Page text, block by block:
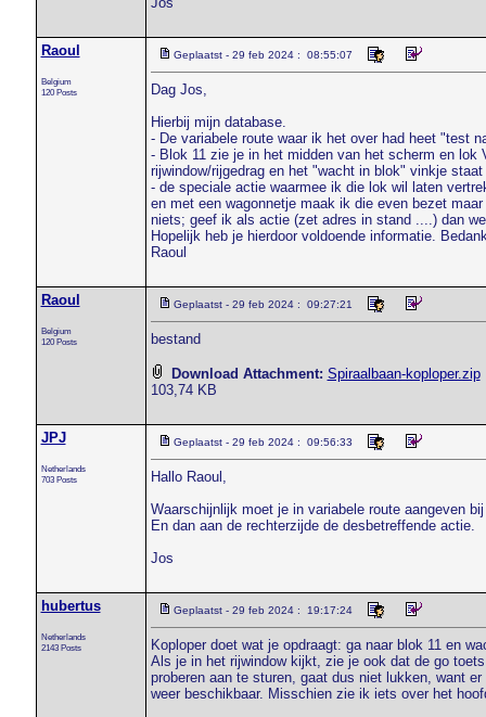
Raoul
Belgium
120 Posts
Geplaatst - 29 feb 2024 : 08:55:07
Dag Jos,
Hierbij mijn database.
- De variabele route waar ik het over had heet "test
- Blok 11 zie je in het midden van het scherm en lok
rijwindow/rijgedrag en het "wacht in blok" vinkje
- de speciale actie waarmee ik die lok wil laten
en met een wagonnetje maak ik die even bezet
niets; geef ik als actie (zet adres in stand ....) dan
Hopelijk heb je hierdoor voldoende informatie.
Raoul
Raoul
Belgium
120 Posts
Geplaatst - 29 feb 2024 : 09:27:21
bestand
Download Attachment: Spiraalbaan-koploper.zip
103,74 KB
JPJ
Netherlands
703 Posts
Geplaatst - 29 feb 2024 : 09:56:33
Hallo Raoul,
Waarschijnlijk moet je in variabele route aangeven
En dan aan de rechterzijde de desbetreffende actie.
Jos
hubertus
Netherlands
2143 Posts
Geplaatst - 29 feb 2024 : 19:17:24
Koploper doet wat je opdraagt: ga naar blok 11 en
Als je in het rijwindow kijkt, zie je ook dat de go
proberen aan te sturen, gaat dus niet lukken, want
weer beschikbaar. Misschien zie ik iets over het